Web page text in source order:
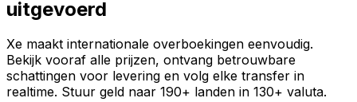
uitgevoerd
Xe maakt internationale overboekingen eenvoudig.
Bekijk vooraf alle prijzen, ontvang betrouwbare
schattingen voor levering en volg elke transfer in
realtime. Stuur geld naar 190+ landen in 130+ valuta.